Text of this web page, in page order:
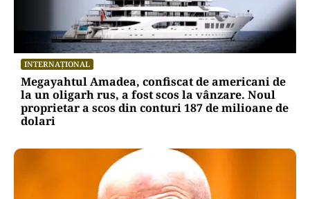
INTERNAȚIONAL
Megayahtul Amadea, confiscat de americani de
la un oligarh rus, a fost scos la vânzare. Noul
proprietar a scos din conturi 187 de milioane de
dolari